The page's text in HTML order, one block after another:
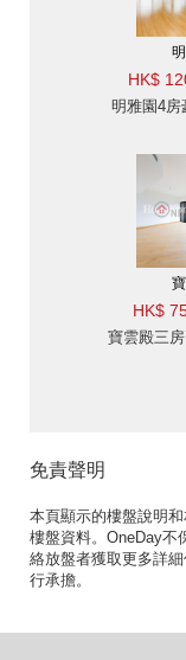
HK$
明雅園4房
HK$
寶雲殿三
免責聲明
本頁顯示的樓盤說明
樓盤資料。OneDay不
絡放盤者獲取更多詳
行承擔。